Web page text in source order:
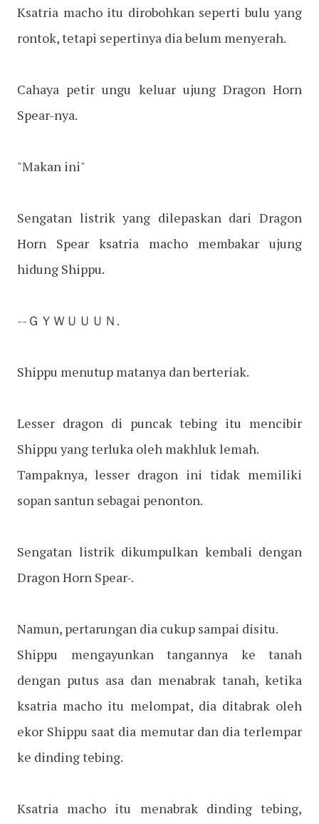
Ksatria macho itu dirobohkan seperti bulu yang
rontok, tetapi sepertinya dia belum menyerah.
Cahaya petir ungu keluar ujung Dragon Horn
Spear-nya.
"Makan ini"
Sengatan listrik yang dilepaskan dari Dragon
Horn Spear ksatria macho membakar ujung
hidung Shippu.
--ＧＹＷＵＵＵＮ.
Shippu menutup matanya dan berteriak.
Lesser dragon di puncak tebing itu mencibir
Shippu yang terluka oleh makhluk lemah.
Tampaknya, lesser dragon ini tidak memiliki
sopan santun sebagai penonton.
Sengatan listrik dikumpulkan kembali dengan
Dragon Horn Spear-.
Namun, pertarungan dia cukup sampai disitu.
Shippu mengayunkan tangannya ke tanah
dengan putus asa dan menabrak tanah, ketika
ksatria macho itu melompat, dia ditabrak oleh
ekor Shippu saat dia memutar dan dia terlempar
ke dinding tebing.
Ksatria macho itu menabrak dinding tebing,